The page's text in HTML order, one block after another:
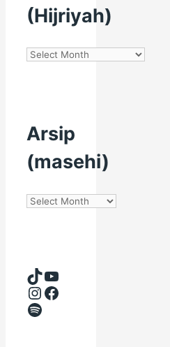
(Hijriyah)
Arsip
Arsip
(masehi)
Arsip
TikTok
YouTube
Instagram
Facebook
Spotify